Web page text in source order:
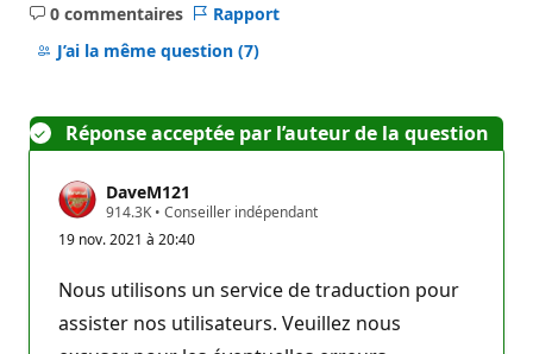
0 commentaires
Aucun
commentaire
Rapport
J’ai la même question (7)
Réponse acceptée par l’auteur de la question
DaveM121
914.3K P
t
s
d
e
• Conseiller indépendant
19 nov. 2021 à 20:40
Nous utilisons un service de traduction pour
assister nos utilisateurs. Veuillez nous